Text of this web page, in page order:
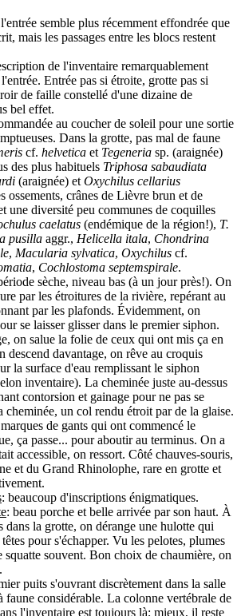
semble plus récemment effondrée que
mais les passages entre les blocs restent
de l'inventaire remarquablement
Entrée pas si étroite, grotte pas si
de faille constellé d'une dizaine de
bel effet.
au coucher de soleil pour une sortie
Dans la grotte, pas mal de faune
cf. helvetica et Tegeneria sp. (araignée)
des plus habituels Triphosa sabaudiata
(araignée) et Oxychilus cellarius
ossements, crânes de Lièvre brun et de
une diversité peu communes de coquilles
caelatus (endémique de la région!), T.
pusilla aggr., Helicella itala, Chondrina
, Macularia sylvatica, Oxychilus cf.
, Cochlostoma septemspirale.
sèche, niveau bas (à un jour près!). On
par les étroitures de la rivière, repérant au
par les plafonds. Évidemment, on
se laisser glisser dans le premier siphon.
on salue la folie de ceux qui ont mis ça en
descend davantage, on rêve au croquis
la surface d'eau remplissant le siphon
inventaire). La cheminée juste au-dessus
contorsion et gainage pour ne pas se
cheminée, un col rendu étroit par de la glaise.
de gants qui ont commencé le
ça passe... pour aboutir au terminus. On a
accessible, on ressort. Côté chauves-souris,
et du Grand Rhinolophe, rare en grotte et
: beaucoup d'inscriptions énigmatiques.
: beau porche et belle arrivée par son haut. À
dans la grotte, on dérange une hulotte qui
pour s'échapper. Vu les pelotes, plumes
squatte souvent. Bon choix de chaumière, on
puits s'ouvrant discrètement dans la salle
faune considérable. La colonne vertébrale de
l'inventaire est toujours là; mieux, il reste